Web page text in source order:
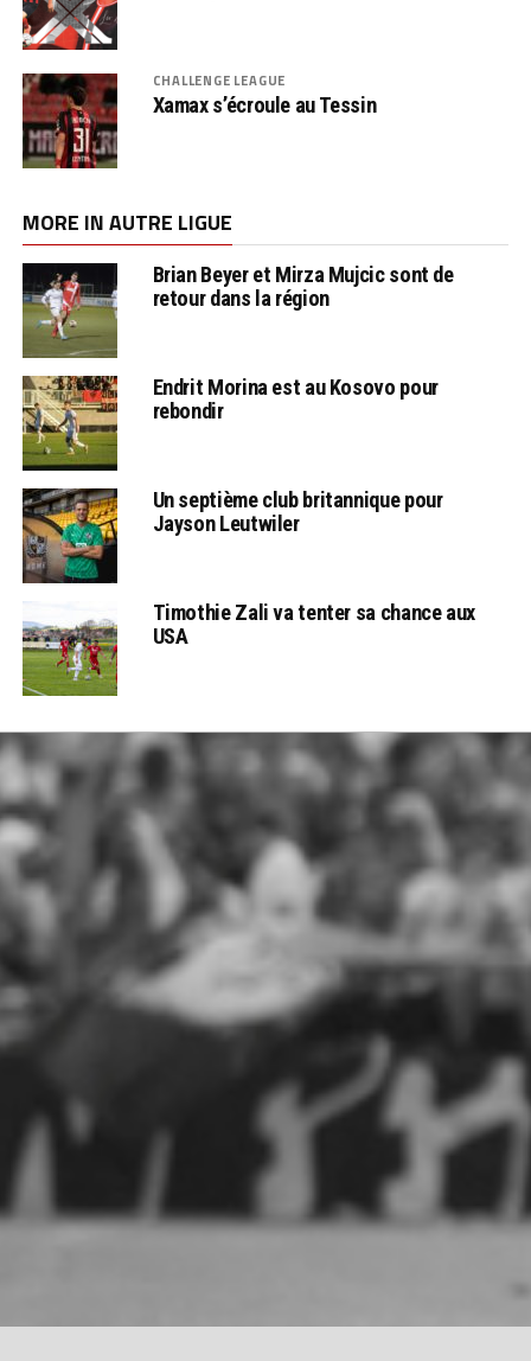
CHALLENGE LEAGUE
Xamax s’écroule au Tessin
MORE IN AUTRE LIGUE
Brian Beyer et Mirza Mujcic sont de
retour dans la région
Endrit Morina est au Kosovo pour
rebondir
Un septième club britannique pour
Jayson Leutwiler
Timothie Zali va tenter sa chance aux
USA